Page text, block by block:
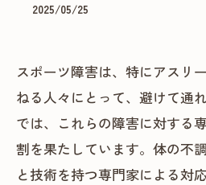
2025/05/25
スポーツ障害は、特にアスリ
ねる人々にとって、避けて通
では、これらの障害に対する
割を果たしています。体の不
と技術を持つ専門家による対